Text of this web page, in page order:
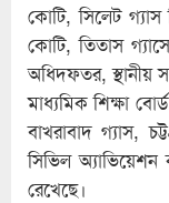
কোটি, সিলেট গ্যাস
কোটি, তিতাস
অধিদফতর, স্থানীয়
মাধ্যমিক শিক্ষা
বাখরাবাদ গ্যাস,
সিভিল অ্যাভিয়েশন
রেখেছে।